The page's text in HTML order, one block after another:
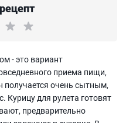
- это вариант
приема пищи,
получается очень сытным,
для рулета готовят
предварительно